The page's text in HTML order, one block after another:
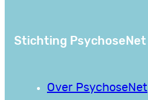
Stichting PsychoseNet
Over PsychoseNet